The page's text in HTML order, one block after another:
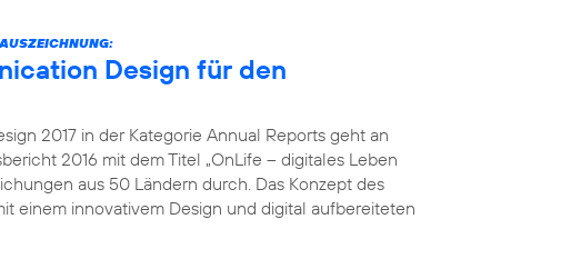
Design für den
2017 in der Kategorie Annual Reports geht an
2016 mit dem Titel „OnLife – digitales Leben
aus 50 Ländern durch. Das Konzept des
einem innovativem Design und digital aufbereiteten